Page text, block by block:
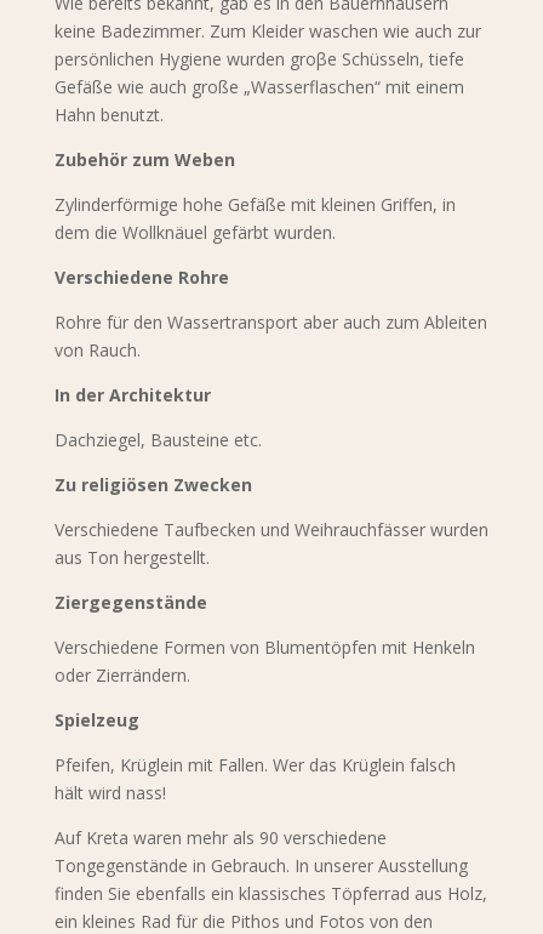
keine Badezimmer. Zum Kleider waschen wie auch zur
persönlichen Hygiene wurden groβe Schüsseln, tiefe
Gefäße wie auch große „Wasserflaschen“ mit einem
Hahn benutzt.
Zubehör zum Weben
Zylinderförmige hohe Gefäße mit kleinen Griffen, in
dem die Wollknäuel gefärbt wurden.
Verschiedene Rohre
Rohre für den Wassertransport aber auch zum Ableiten
von Rauch.
In der Architektur
Dachziegel, Bausteine etc.
Zu religiösen Zwecken
Verschiedene Taufbecken und Weihrauchfässer wurden
aus Ton hergestellt.
Ziergegenstände
Verschiedene Formen von Blumentöpfen mit Henkeln
oder Zierrändern.
Spielzeug
Pfeifen, Krüglein mit Fallen. Wer das Krüglein falsch
hält wird nass!
Auf Kreta waren mehr als 90 verschiedene
Tongegenstände in Gebrauch. In unserer Ausstellung
finden Sie ebenfalls ein klassisches Töpferrad aus Holz,
ein kleines Rad für die Pithos und Fotos von den